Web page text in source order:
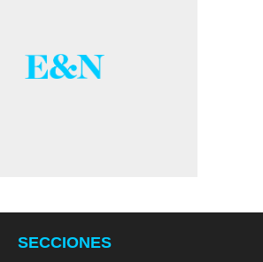
SECCIONES